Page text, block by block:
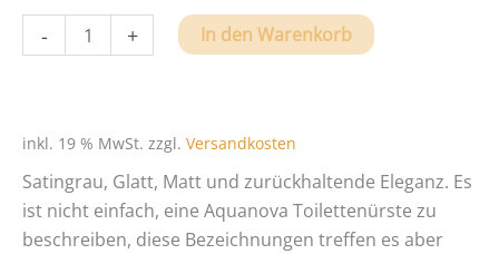
-
Design
Satindunkelgrau
von
Aquanova
Menge
+ In den Warenkorb
inkl. 19 % MwSt. zzgl. Versandkosten
Satingrau, Glatt, Matt und zurückhaltende Eleganz. Es
ist nicht einfach, eine Aquanova Toilettenürste zu
beschreiben, diese Bezeichnungen treffen es aber